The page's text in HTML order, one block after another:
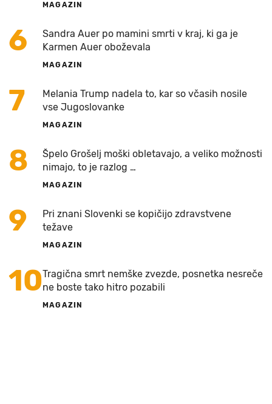
MAGAZIN
6
Sandra Auer po mamini smrti v kraj, ki ga je
Karmen Auer oboževala
MAGAZIN
7
Melania Trump nadela to, kar so včasih nosile
vse Jugoslovanke
MAGAZIN
8
Špelo Grošelj moški obletavajo, a veliko možnosti
nimajo, to je razlog …
MAGAZIN
9
Pri znani Slovenki se kopičijo zdravstvene
težave
MAGAZIN
10Tragična smrt nemške zvezde, posnetka nesreče
ne boste tako hitro pozabili
MAGAZIN